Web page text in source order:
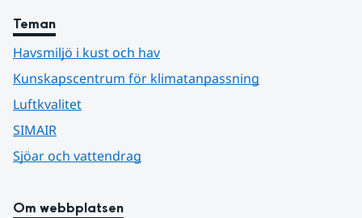
Teman
Havsmiljö i kust och hav
Kunskapscentrum för klimatanpassning
Luftkvalitet
SIMAIR
Sjöar och vattendrag
Om webbplatsen